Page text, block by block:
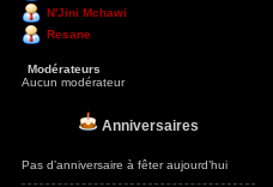
N'Jini Mchawi
Resane
Modérateurs
Aucun modérateur
Anniversaires
Pas d’anniversaire à fêter aujourd’hui